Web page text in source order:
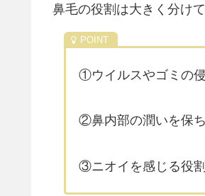
鼻毛の役割は大きく分け
①ウイルスやゴミの
②鼻内部の潤いを保
③ニオイを感じる役割